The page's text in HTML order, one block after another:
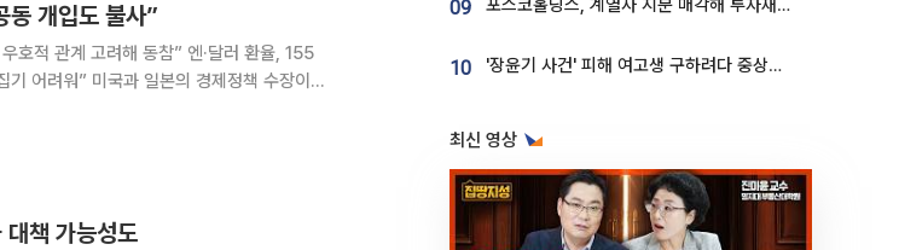
동 개입도 불사”
호적 관계 고려해 동참” 엔·달러 환율, 155
경제정책 수장이
를 방어
대책 가능성도
09 포스코홀딩스, 계열사 지분 매각해 투자재원 2.5조 확보
10 '장윤기 사건' 피해 여고생 구하려다 중상…고교생 의상자 지정
최신 영상